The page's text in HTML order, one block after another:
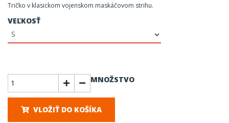
Tričko v klasickom vojenskom maskáčovom strihu.
VEĽKOSŤ
MNOŽSTVO
VLOŽIŤ DO KOŠÍKA